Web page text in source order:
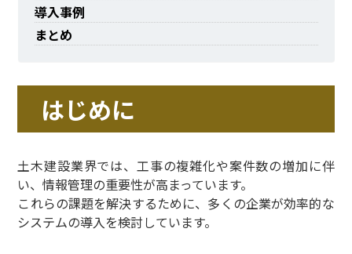
導入事例
まとめ
はじめに
土木建設業界では、工事の複雑化や案件数の増加に伴
い、情報管理の重要性が高まっています。
これらの課題を解決するために、多くの企業が効率的な
システムの導入を検討しています。